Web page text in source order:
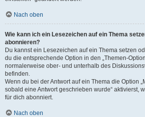
Nach oben
Wie kann ich ein Lesezeichen auf ein Thema
abonnieren?
Du kannst ein Lesezeichen auf ein Thema setzen
du die entsprechende Option in den „Themen-
normalerweise ober- und unterhalb des
befinden.
Wenn du bei der Antwort auf ein Thema die Option
sobald eine Antwort geschrieben wurde“ aktivierst,
für dich abonniert.
Nach oben